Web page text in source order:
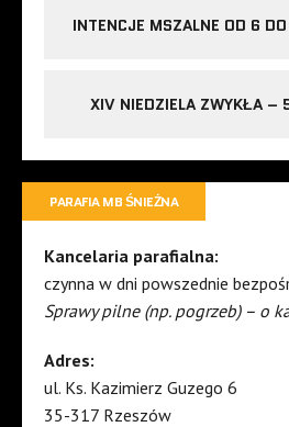
INTENCJE MSZALNE OD 6
XIV NIEDZIELA ZWYKŁA –
PARAFIA MB ŚNIEŻNA
Kancelaria parafialna:
czynna w dni powszednie
Sprawy pilne (np. pogrzeb) – o
Adres:
ul. Ks. Kazimierz Guzego 6
35-317 Rzeszów